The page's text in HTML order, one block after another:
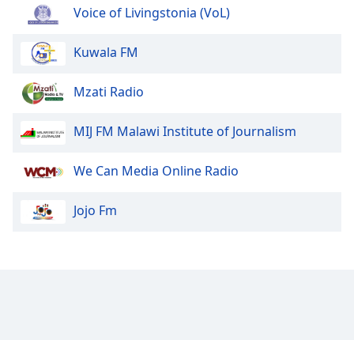
Voice of Livingstonia (VoL)
Kuwala FM
Mzati Radio
MIJ FM Malawi Institute of Journalism
We Can Media Online Radio
Jojo Fm